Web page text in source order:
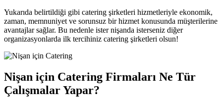
Yukarıda belirtildiği gibi catering şirketleri hizmetleriyle ekonomik,
zaman, memnuniyet ve sorunsuz bir hizmet konusunda müşterilerine
avantajlar sağlar. Bu nedenle ister nişanda isterseniz diğer
organizasyonlarda ilk tercihiniz catering şirketleri olsun!
Nişan için Catering Firmaları Ne Tür
Çalışmalar Yapar?